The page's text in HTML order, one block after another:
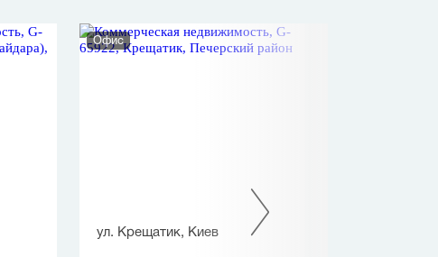
Офис
ул. Крещатик, Киев